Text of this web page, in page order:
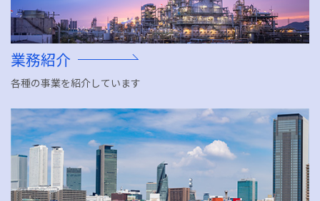
ホーム
HOME
会社情報
会社情報
COMPANY
事業紹介
SERVICES
業務紹介
各種の事業を紹介しています